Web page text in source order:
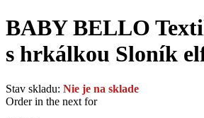
BABY BELLO
s hrkálkou Sloník
Stav skladu: Nie je na sklade
Order in the next for